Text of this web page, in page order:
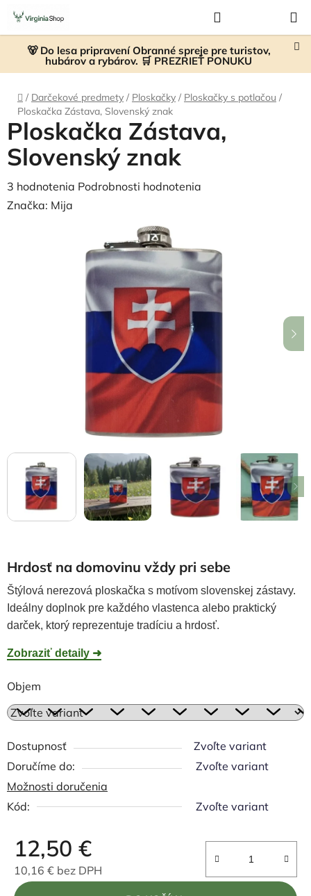
Prejsť
obsah
🐻 Do lesa pripravení Obranné spreje pre turistov,
hubárov a rybárov. 🛒 PREZRIEŤ PONUKU
KOŠÍK
Domov
/ Darčekové predmety / Ploskačky / Ploskačky s potlačou /
Ploskačka Zástava, Slovenský znak
Hrdosť na domovinu vždy pri sebe
Štýlová nerezová ploskačka s motívom slovenskej zástavy.
Ideálny doplnok pre každého vlastenca alebo praktický
darček, ktorý reprezentuje tradíciu a hrdosť.
Zobraziť detaily ➜
Objem
Dostupnosť
Zvoľte variant
Zvoľte variant
Možnosti doručenia
Kód:
Zvoľte variant
12,50 €
10,16 € bez DPH
Jednotková cena:
Ploskačka Zástava,
Slovenský znak
Priemerné
hodnotenie
3 hodnotenia Podrobnosti hodnotenia
Značka: Mija